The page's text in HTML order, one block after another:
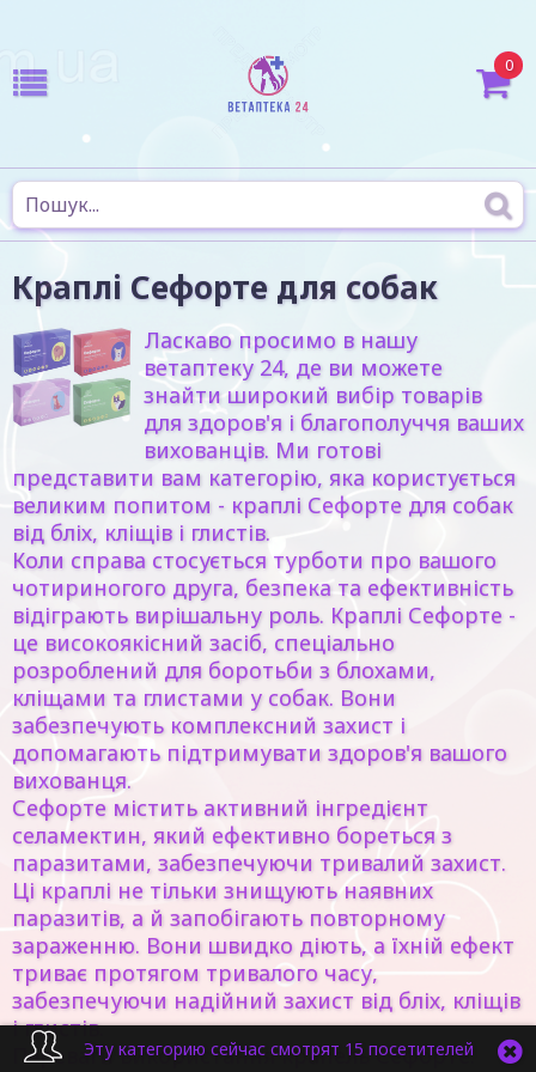
0
Краплі Сефорте для собак
Ласкаво просимо в нашу
ветаптеку 24, де ви можете
знайти широкий вибір товарів
для здоров'я і благополуччя ваших
вихованців. Ми готові
представити вам категорію, яка користується
великим попитом - краплі Сефорте для собак
від бліх, кліщів і глистів.
Коли справа стосується турботи про вашого
чотириногого друга, безпека та ефективність
відіграють вирішальну роль. Краплі Сефорте -
це високоякісний засіб, спеціально
розроблений для боротьби з блохами,
кліщами та глистами у собак. Вони
забезпечують комплексний захист і
допомагають підтримувати здоров'я вашого
вихованця.
Сефорте містить активний інгредієнт
селамектин, який ефективно бореться з
паразитами, забезпечуючи тривалий захист.
Ці краплі не тільки знищують наявних
паразитів, а й запобігають повторному
зараженню. Вони швидко діють, а їхній ефект
триває протягом тривалого часу,
забезпечуючи надійний захист від бліх, кліщів
і глистів.
Переваги використання крапель Сефорте:
Эту категорию сейчас смотрят 15 посетителей